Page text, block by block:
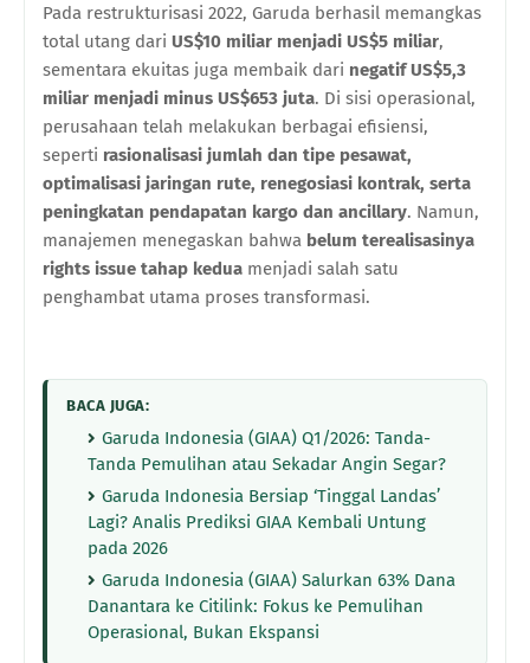
Pada restrukturisasi 2022, Garuda berhasil memangkas
total utang dari US$10 miliar menjadi US$5 miliar,
sementara ekuitas juga membaik dari negatif US$5,3
miliar menjadi minus US$653 juta. Di sisi operasional,
perusahaan telah melakukan berbagai efisiensi,
seperti rasionalisasi jumlah dan tipe pesawat,
optimalisasi jaringan rute, renegosiasi kontrak, serta
peningkatan pendapatan kargo dan ancillary. Namun,
manajemen menegaskan bahwa belum terealisasinya
rights issue tahap kedua menjadi salah satu
penghambat utama proses transformasi.
BACA JUGA:
Garuda Indonesia (GIAA) Q1/2026: Tanda-
Tanda Pemulihan atau Sekadar Angin Segar?
Garuda Indonesia Bersiap ‘Tinggal Landas’
Lagi? Analis Prediksi GIAA Kembali Untung
pada 2026
Garuda Indonesia (GIAA) Salurkan 63% Dana
Danantara ke Citilink: Fokus ke Pemulihan
Operasional, Bukan Ekspansi